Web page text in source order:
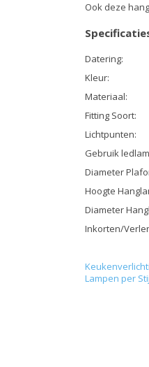
Ook deze
Datering:
Kleur:
Materiaal:
Fitting Soort:
Lichtpunten:
Gebruik
Diameter
Hoogte
Diameter
Inkorten/
Lampen per